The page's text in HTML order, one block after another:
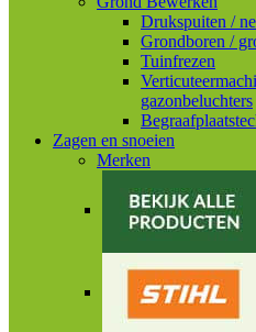
Drukspuiten /
Grondboren /
Tuinfrezen
gazonbeluchters
Zagen en snoeien
Merken